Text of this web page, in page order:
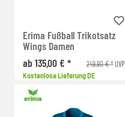
Erima Fußball Trikotsatz
Wings Damen
ab 135,00 € *
249,90 € *UVP
Kostenlose Lieferung DE